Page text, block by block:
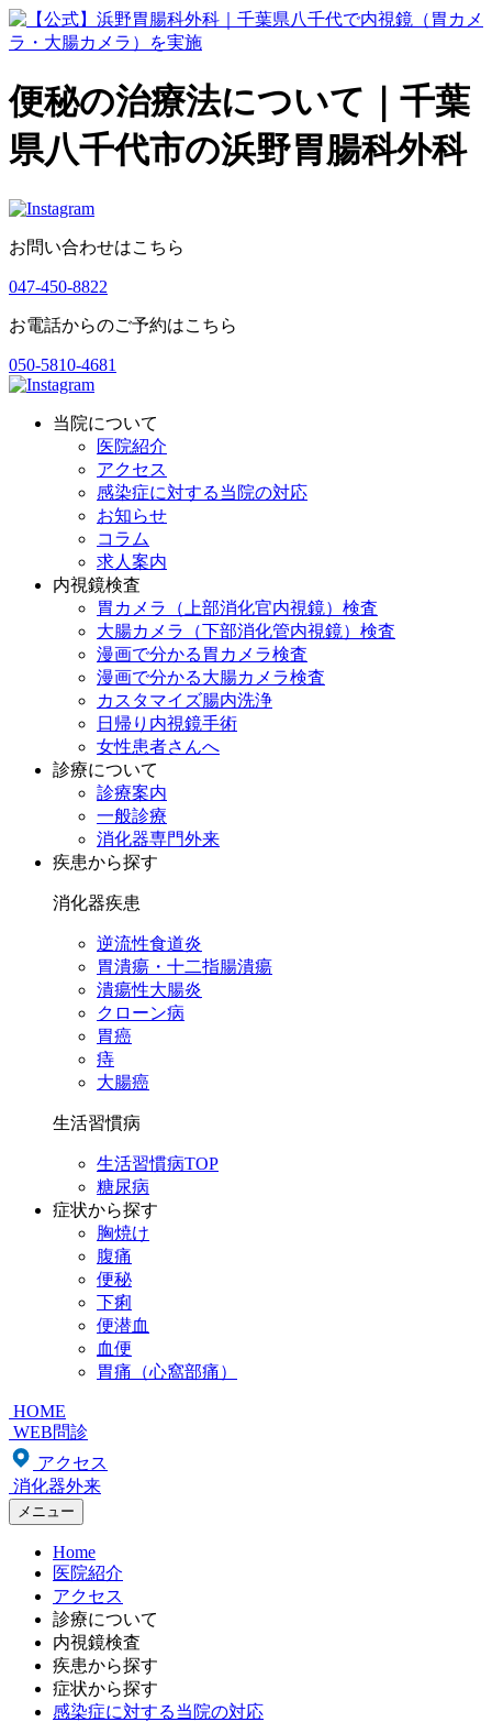
便秘の治療法について｜千葉
県八千代市の浜野胃腸科外科
お問い合わせはこちら
047-450-8822
お電話からのご予約はこちら
050-5810-4681
当院について
医院紹介
アクセス
感染症に対する当院の対応
お知らせ
コラム
求人案内
内視鏡検査
胃カメラ（上部消化官内視鏡）検査
大腸カメラ（下部消化管内視鏡）検査
漫画で分かる胃カメラ検査
漫画で分かる大腸カメラ検査
カスタマイズ腸内洗浄
日帰り内視鏡手術
女性患者さんへ
診療について
診療案内
一般診療
消化器専門外来
疾患から探す
消化器疾患
逆流性食道炎
胃潰瘍・十二指腸潰瘍
潰瘍性大腸炎
クローン病
胃癌
痔
大腸癌
生活習慣病
生活習慣病TOP
糖尿病
症状から探す
胸焼け
腹痛
便秘
下痢
便潜血
血便
胃痛（心窩部痛）
HOME
WEB問診
アクセス
消化器外来
メニュー
Home
医院紹介
アクセス
診療について
内視鏡検査
疾患から探す
症状から探す
感染症に対する当院の対応